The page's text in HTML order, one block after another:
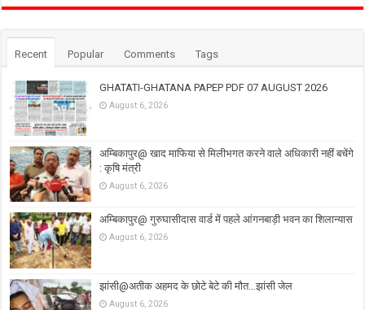
Recent Popular Comments Tags
GHATATI-GHATANA PAPEP PDF 07 AUGUST 2026
August 6, 2026
अम्बिकापुर@ खाद माफिया से मिलीभगत करने वाले अधिकारी नहीं बचेंगे
: कृषि मंत्री
August 6, 2026
अम्बिकापुर@ गुरुघासीदास वार्ड में पहले आंगनबाड़ी भवन का शिलान्यास
August 6, 2026
झांसी@अतीक अहमद के छोटे बेटे की मौत…झांसी जेल
August 6, 2026